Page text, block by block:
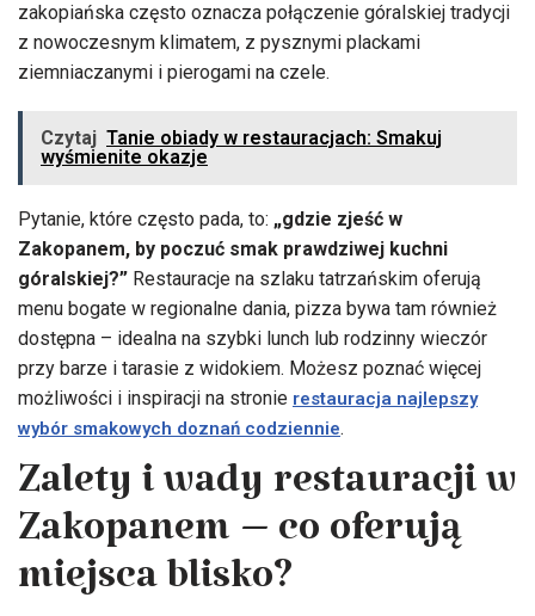
zakopiańska często oznacza połączenie góralskiej tradycji
z nowoczesnym klimatem, z pysznymi plackami
ziemniaczanymi i pierogami na czele.
Czytaj Tanie obiady w restauracjach: Smakuj
wyśmienite okazje
Pytanie, które często pada, to: „gdzie zjeść w
Zakopanem, by poczuć smak prawdziwej kuchni
góralskiej?” Restauracje na szlaku tatrzańskim oferują
menu bogate w regionalne dania, pizza bywa tam również
dostępna – idealna na szybki lunch lub rodzinny wieczór
przy barze i tarasie z widokiem. Możesz poznać więcej
możliwości i inspiracji na stronie restauracja najlepszy
wybór smakowych doznań codziennie.
Zalety i wady restauracji w
Zakopanem – co oferują
miejsca blisko?